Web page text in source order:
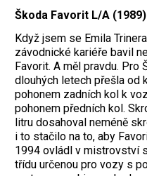
Škoda Favorit L/A (1989)
Když jsem se Emila
závodnické kariéře bavil
Favorit. A měl pravdu.
dlouhých letech přešla od
pohonem zadních kol k
pohonem předních kol.
litru dosahoval neméně
i to stačilo na to, aby
1994 ovládl v mistrovství
třídu určenou pro vozy s